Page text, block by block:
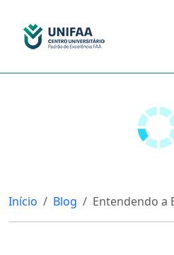
Início Blog Entendendo a